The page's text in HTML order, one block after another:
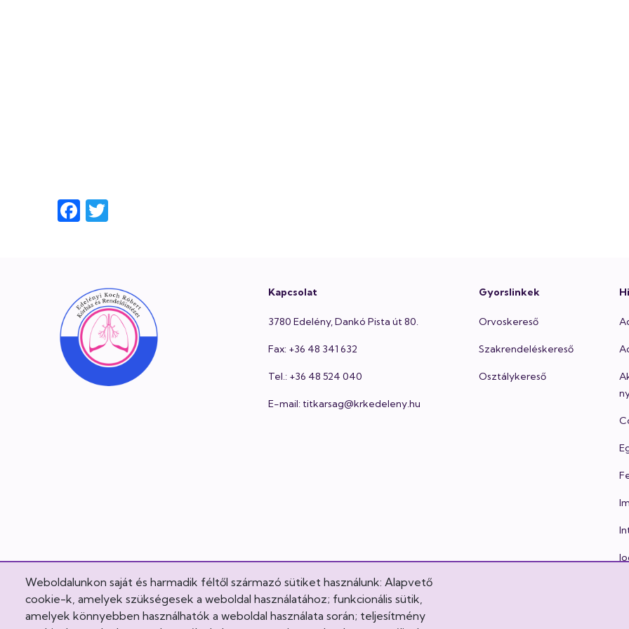
Facebook
Kapcsolat
3780 Edelény, Dankó Pista út 80.
Fax: +36 48 341 632
Tel.: +36 48 524 040
E-mail: titkarsag@krkedeleny.hu
Gyorslinkek
Orvoskereső
Szakrendeléskereső
Osztálykereső
Weboldalunkon saját és harmadik féltől származó sütiket használunk: Alapvető
cookie-k, amelyek szükségesek a weboldal használatához; funkcionális sütik,
amelyek könnyebben használhatók a weboldal használata során; teljesítmény